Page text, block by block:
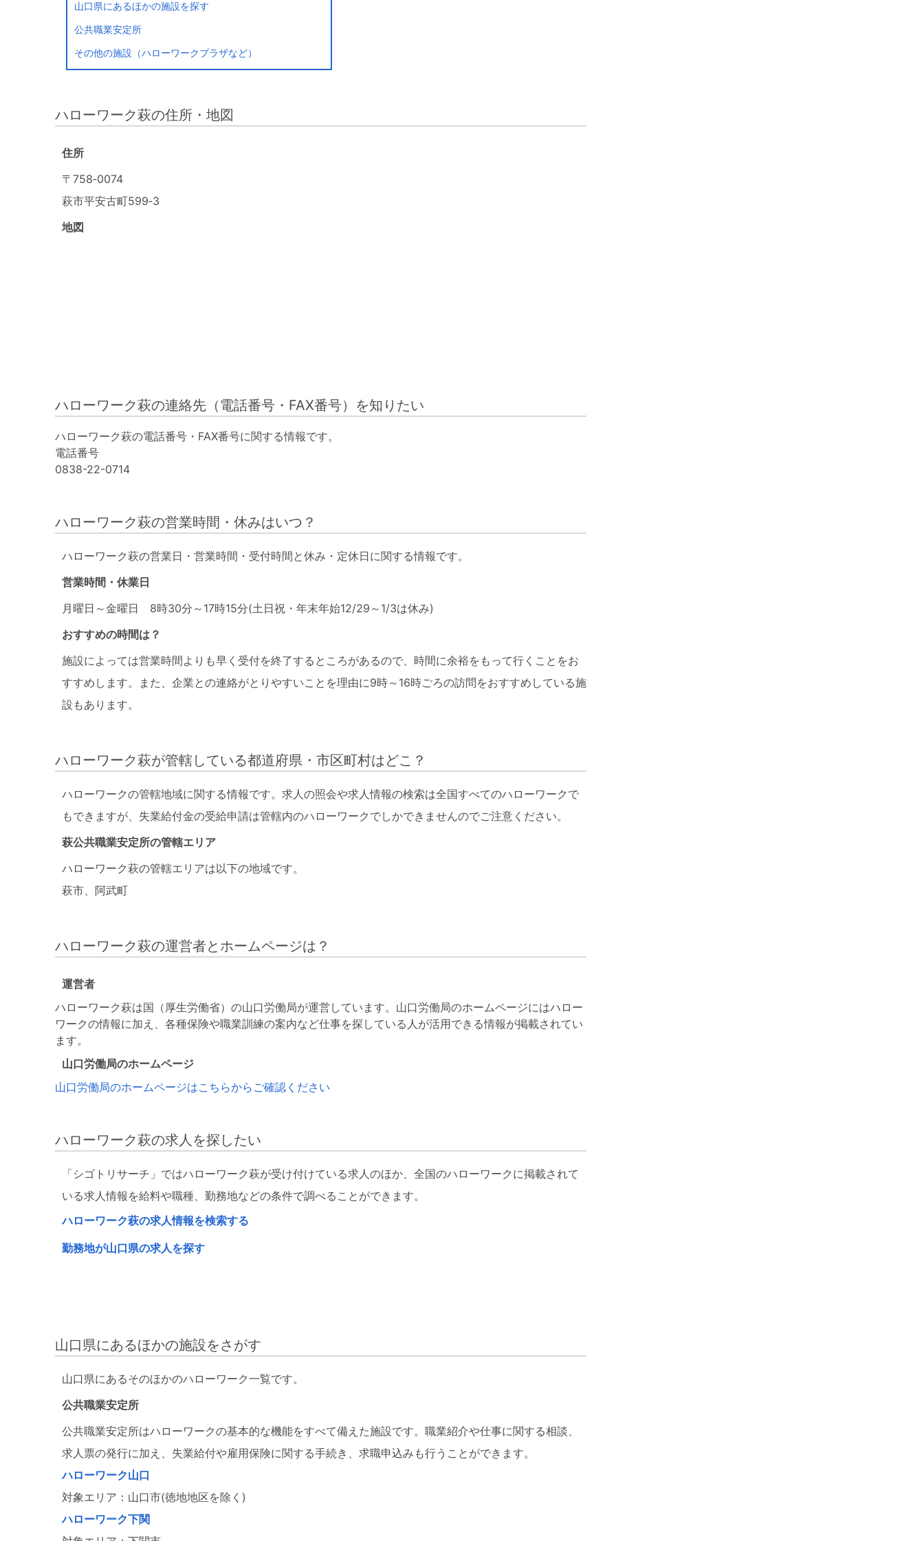
山口県にあるほかの施設を探す
公共職業安定所
その他の施設（ハローワークプラザなど）
ハローワーク萩の住所・地図
住所
〒758‐0074
萩市平安古町599‐3
地図
ハローワーク萩の連絡先（電話番号・FAX番号）を知りたい
ハローワーク萩の電話番号・FAX番号に関する情報です。
電話番号
0838-22-0714
ハローワーク萩の営業時間・休みはいつ？
ハローワーク萩の営業日・営業時間・受付時間と休み・定休日に関する情報です。
営業時間・休業日
月曜日～金曜日 8時30分～17時15分(土日祝・年末年始12/29～1/3は休み)
おすすめの時間は？
施設によっては営業時間よりも早く受付を終了するところがあるので、時間に余裕をもって行くことをお
すすめします。また、企業との連絡がとりやすいことを理由に9時～16時ごろの訪問をおすすめしている施
設もあります。
ハローワーク萩が管轄している都道府県・市区町村はどこ？
ハローワークの管轄地域に関する情報です。求人の照会や求人情報の検索は全国すべてのハローワークで
もできますが、失業給付金の受給申請は管轄内のハローワークでしかできませんのでご注意ください。
萩公共職業安定所の管轄エリア
ハローワーク萩の管轄エリアは以下の地域です。
萩市、阿武町
ハローワーク萩の運営者とホームページは？
運営者
ハローワーク萩は国（厚生労働省）の山口労働局が運営しています。山口労働局のホームページにはハロー
ワークの情報に加え、各種保険や職業訓練の案内など仕事を探している人が活用できる情報が掲載されてい
ます。
山口労働局のホームページ
山口労働局のホームページはこちらからご確認ください
ハローワーク萩の求人を探したい
「シゴトリサーチ」ではハローワーク萩が受け付けている求人のほか、全国のハローワークに掲載されて
いる求人情報を給料や職種、勤務地などの条件で調べることができます。
ハローワーク萩の求人情報を検索する
勤務地が山口県の求人を探す
山口県にあるほかの施設をさがす
山口県にあるそのほかのハローワーク一覧です。
公共職業安定所
公共職業安定所はハローワークの基本的な機能をすべて備えた施設です。職業紹介や仕事に関する相談、
求人票の発行に加え、失業給付や雇用保険に関する手続き、求職申込みも行うことができます。
ハローワーク山口
対象エリア：山口市(徳地地区を除く)
ハローワーク下関